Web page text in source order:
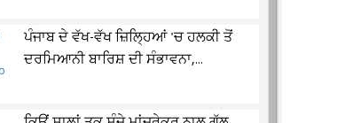
ਪੰਜਾਬ ਦੇ ਵੱਖ-ਵੱਖ ਜ਼ਿਲ੍ਹਿਆਂ 'ਚ ਹਲਕੀ ਤੋਂ
ਦਰਮਿਆਨੀ ਬਾਰਿਸ਼ ਦੀ ਸੰਭਾਵਨਾ,...